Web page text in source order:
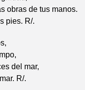
obras de tus manos.
pies. R/.
del mar,
R/.